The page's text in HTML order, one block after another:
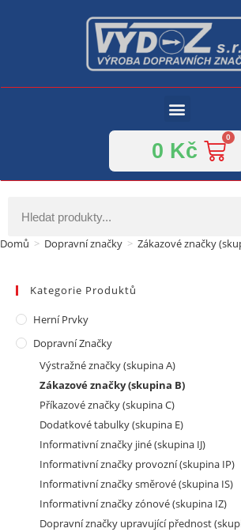
0 Kč
Domů > Dopravní značky > Zákazové značky
Kategorie Produktů
Herní Prvky
Dopravní Značky
Výstražné značky (skupina A)
Zákazové značky (skupina B)
Příkazové značky (skupina C)
Dodatkové tabulky (skupina E)
Informativní značky jiné (skupina IJ)
Informativní značky provozní (skupina IP)
Informativní značky směrové (skupina IS)
Informativní značky zónové (skupina IZ)
Dopravní značky upravující přednost